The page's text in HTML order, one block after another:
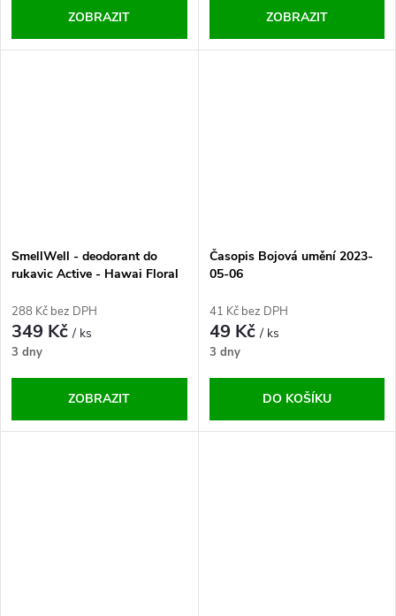
ZOBRAZIT ZOBRAZIT
SmellWell - deodorant do
rukavic Active - Hawai Floral
288 Kč bez DPH
349 Kč/ ks
3 dny
ZOBRAZIT
Časopis Bojová umění 2023-
05-06
41 Kč bez DPH
49 Kč/ ks
3 dny
DO KOŠÍKU